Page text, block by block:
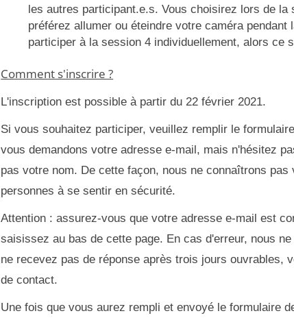
les autres participant.e.s. Vous choisirez lors de la
préférez allumer ou éteindre votre caméra
participer à la session 4 individuellement, alors ce
Comment s'inscrire ?
L'inscription est possible à partir du 22 février 2021.
Si vous souhaitez participer, veuillez remplir le
vous demandons votre adresse e-mail, mais n'hésitez
pas votre nom. De cette façon, nous ne connaîtrons
personnes à se sentir en sécurité.
Attention : assurez-vous que votre adresse e-mail est
saisissez au bas de cette page. En cas d'erreur, nous
ne recevez pas de réponse après trois jours ouvrables,
de contact.
Une fois que vous aurez rempli et envoyé le formulaire